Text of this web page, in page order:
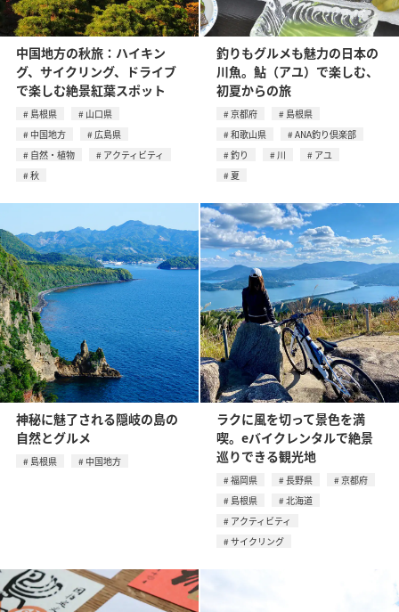
中国地方の秋旅：ハイキン
グ、サイクリング、ドライブ
で楽しむ絶景紅葉スポット
島根県
山口県
中国地方
広島県
自然・植物
アクティビティ
秋
釣りもグルメも魅力の日本の
川魚。鮎（アユ）で楽しむ、
初夏からの旅
京都府
島根県
和歌山県
ANA釣り倶楽部
釣り
川
アユ
夏
神秘に魅了される隠岐の島の
自然とグルメ
島根県 中国地方
ラクに風を切って景色を満
喫。eバイクレンタルで絶景
巡りできる観光地
福岡県 長野県
京都府
島根県
北海道
アクティビティ
サイクリング